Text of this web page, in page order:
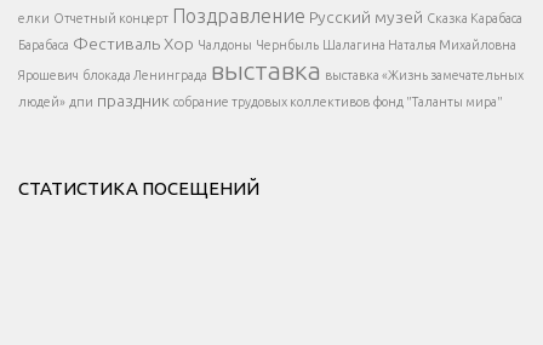
</div >
елки Отчетный концерт Поздравление Русский музей Сказка Карабаса
Барабаса Фестиваль Хор Чалдоны Чернбыль Шалагина Наталья Михайловна
Ярошевич блокада Ленинграда выставка выставка «Жизнь замечательных
людей» дпи праздник собрание трудовых коллективов фонд "Таланты мира"
СТАТИСТИКА ПОСЕЩЕНИЙ